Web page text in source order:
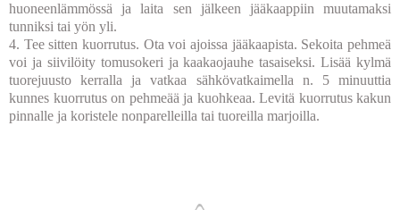
huoneenlämmössä ja laita sen jälkeen jääkaappiin muutamaksi
tunniksi tai yön yli.
4. Tee sitten kuorrutus. Ota voi ajoissa jääkaapista. Sekoita pehmeä
voi ja siivilöity tomusokeri ja kaakaojauhe tasaiseksi. Lisää kylmä
tuorejuusto kerralla ja vatkaa sähkövatkaimella n. 5 minuuttia
kunnes kuorrutus on pehmeää ja kuohkeaa. Levitä kuorrutus kakun
pinnalle ja koristele nonparelleilla tai tuoreilla marjoilla.